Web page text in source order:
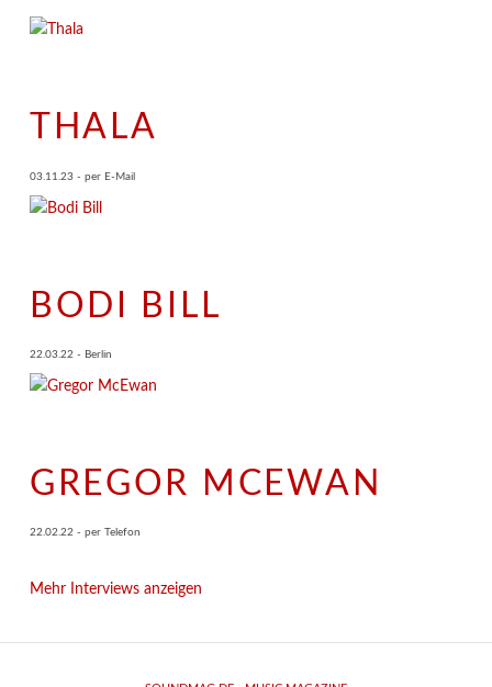
THALA
03.11.23 - per E-Mail
BODI BILL
22.03.22 - Berlin
GREGOR MCEWAN
22.02.22 - per Telefon
Mehr Interviews anzeigen